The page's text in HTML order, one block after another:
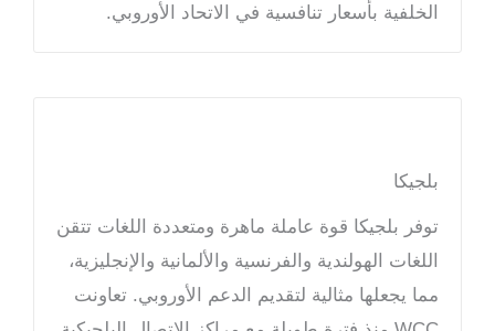
الخلفية بأسعار تنافسية في الاتحاد الأوروبي.
بلجيكا
توفر بلجيكا قوة عاملة ماهرة ومتعددة اللغات تتقن
اللغات الهولندية والفرنسية والألمانية والإنجليزية،
مما يجعلها مثالية لتقديم الدعم الأوروبي. تعاونت